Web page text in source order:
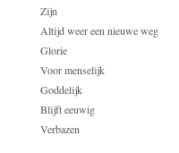
Zijn
Altijd weer een nieuwe weg
Glorie
Voor menselijk
Goddelijk
Blijft eeuwig
Verbazen